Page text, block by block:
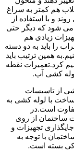
هم کمتر به سراغ
و با استفاده از
می شود که دیگر حتی
زیادی هم
را باید به دو دسته
همین ترتیب باید
کرد.تعمیرات نقطه
کشی آب.
از تاسیسات
با لوله کشی به
است.در
ساختمان از روی
تجهیزات و
با توجه به
بسته است.